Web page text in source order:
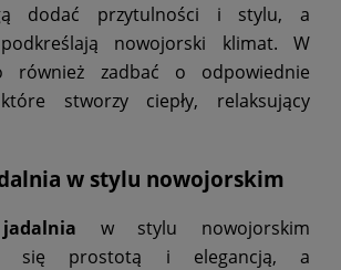
dodać przytulności i stylu, a
nowojorski klimat. W
również zadbać o odpowiednie
stworzy ciepły, relaksujący
w stylu nowojorskim
w stylu nowojorskim
się prostotą i elegancją, a